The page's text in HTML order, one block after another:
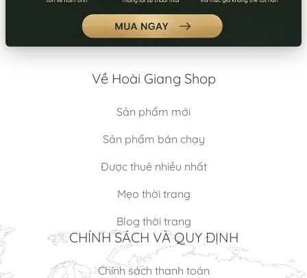
1.250.000/Bộ
Thuê:
230.000/Bộ
Bán:
700.000/Bộ
Về Hoài Giang Shop
Sản phẩm mới
Sản phẩm bán chạy
Được thuê nhiều nhất
Mẹo thời trang
Blog thời trang
CHÍNH SÁCH VÀ QUY ĐỊNH
Chính sách thanh toán